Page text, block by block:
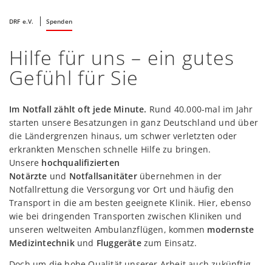
DRF e.V. Spenden
Hilfe für uns – ein gutes
Gefühl für Sie
Im Notfall zählt oft jede Minute. Rund 40.000-mal im Jahr
starten unsere Besatzungen in ganz Deutschland und über
die Ländergrenzen hinaus, um schwer verletzten oder
erkrankten Menschen schnelle Hilfe zu bringen.
Unsere hochqualifizierten
Notärzte und Notfallsanitäter übernehmen in der
Notfallrettung die Versorgung vor Ort und häufig den
Transport in die am besten geeignete Klinik. Hier, ebenso
wie bei dringenden Transporten zwischen Kliniken und
unseren weltweiten Ambulanzflügen, kommen modernste
Medizintechnik und Fluggeräte zum Einsatz.